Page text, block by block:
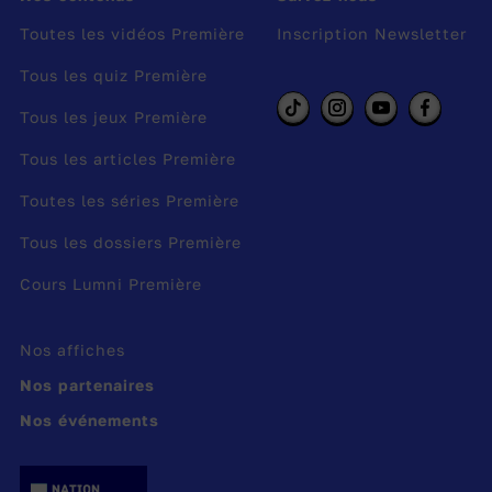
exila.
statues,
Et, pour sa voix, lointaine, et calme,
sont tues.
mystérieuse et étrange
Le sujet du poème est un rêve fait de façon
nappe le poème d’une ambiance mystérieuse
Toutes les vidéos Première
Tous les quiz Première
Tous les jeux Première
Tous les articles Première
Toutes les séries Première
Tous les dossiers Première
Cours Lumni Première
Inscription Newsletter
Nos affiches
Nos partenaires
Nos événements